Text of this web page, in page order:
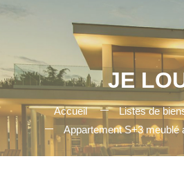
JE
Accueil Listes de
Appartement S+3 meublé